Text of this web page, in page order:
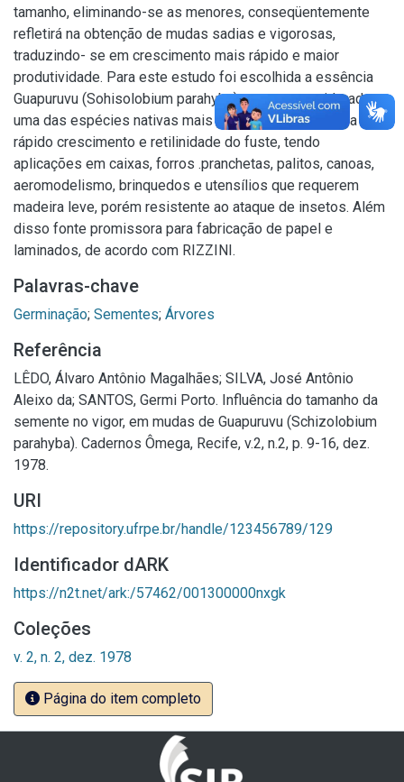
tamanho, eliminando-se as menores, conseqüentemente
refletirá na obtenção de mudas sadias e vigorosas,
traduzindo- se em crescimento mais rápido e maior
produtividade. Para este estudo foi escolhida a essência
Guapuruvu (Sohisolobium parahyba), por ser considerada
uma das espécies nativas mais promissoras, devido a seu
rápido crescimento e retilinidade do fuste, tendo
aplicações em caixas, forros .pranchetas, palitos, canoas,
aeromodelismo, brinquedos e utensílios que requerem
madeira leve, porém resistente ao ataque de insetos. Além
disso fonte promissora para fabricação de papel e
laminados, de acordo com RIZZINI.
Palavras-chave
Germinação; Sementes; Árvores
Referência
LÊDO, Álvaro Antônio Magalhães; SILVA, José Antônio
Aleixo da; SANTOS, Germi Porto. Influência do tamanho da
semente no vigor, em mudas de Guapuruvu (Schizolobium
parahyba). Cadernos Ômega, Recife, v.2, n.2, p. 9-16, dez.
1978.
URI
https://repository.ufrpe.br/handle/123456789/129
Identificador dARK
https://n2t.net/ark:/57462/001300000nxgk
Coleções
v. 2, n. 2, dez. 1978
Página do item completo